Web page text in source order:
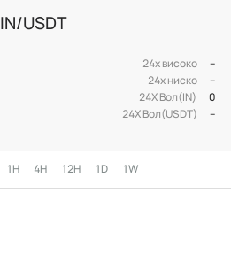
IN/USDT
24х високо
--
24х ниско
--
24Х Вол(IN)
0
24Х Вол(USDT)
--
1H 4H 12H 1D 1W